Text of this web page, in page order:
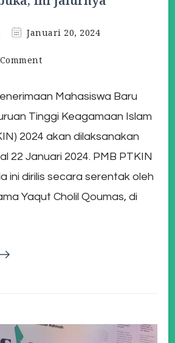
Januari 20, 2024
on
Baru
PTKIN
Dibuka,
Ini
Mahasiswa Baru
Tinggi Keagamaan Islam
2024 akan dilaksanakan
22 Januari 2024. PMB PTKIN
ini dirilis secara serentak oleh
Yaqut Cholil Qoumas, di